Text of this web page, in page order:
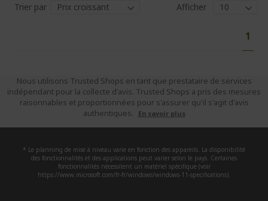
Trier par
Afficher
Vous
lisez
la
page
1
Nous utilisons Trusted Shops en tant que prestataire de services
indépendant pour la collecte d'avis. Trusted Shops a pris des mesures
raisonnables et proportionnées pour s'assurer qu'il s'agit d'avis
authentiques.
En savoir plus
* Le planning de mise à niveau varie en fonction des appareils. La disponibilité
des fonctionnalités et des applications peut varier selon le pays. Certaines
fonctionnalités nécessitent un matériel spécifique (voir
https://www.microsoft.com/fr-fr/windows/windows-11-specifications).